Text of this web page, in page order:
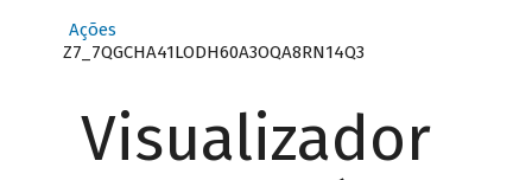
Ações
Z7_7QGCHA41LODH60A3OQA8RN14Q3
Visualizador